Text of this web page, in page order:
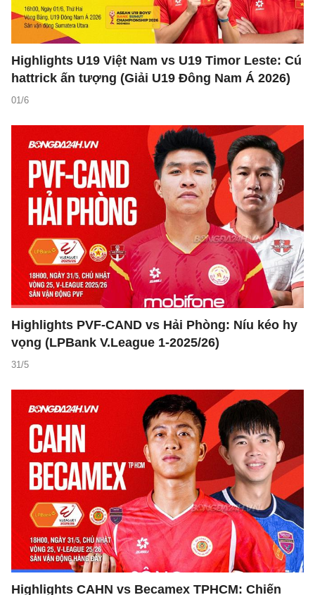
Highlights U19 Việt Nam vs U19 Timor Leste: Cú
hattrick ấn tượng (Giải U19 Đông Nam Á 2026)
01/6
Highlights PVF-CAND vs Hải Phòng: Níu kéo hy
vọng (LPBank V.League 1-2025/26)
31/5
Highlights CAHN vs Becamex TPHCM: Chiến